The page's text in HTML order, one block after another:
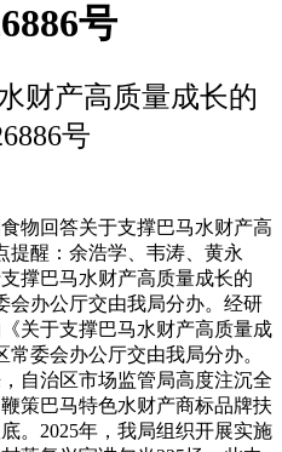
号
财产高质量成长的
号
回答关于支撑巴马水财产高
提醒：余浩学、韦涛、黄永
撑巴马水财产高质量成长的
会办公厅交由我局分办。经研
关于支撑巴马水财产高质量成
常委会办公厅交由我局分办。
自治区市场监管局高度注沉全
策巴马特色水财产商标品牌扶
。2025年，我局组织开展实施